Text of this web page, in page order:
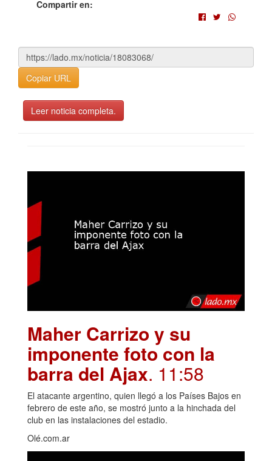
Compartir en:
Copiar URL
Leer noticia completa.
Maher Carrizo y su
imponente foto con la
barra del Ajax. 11:58
El atacante argentino, quien llegó a los Países Bajos en
febrero de este año, se mostró junto a la hinchada del
club en las instalaciones del estadio.
Olé.com.ar